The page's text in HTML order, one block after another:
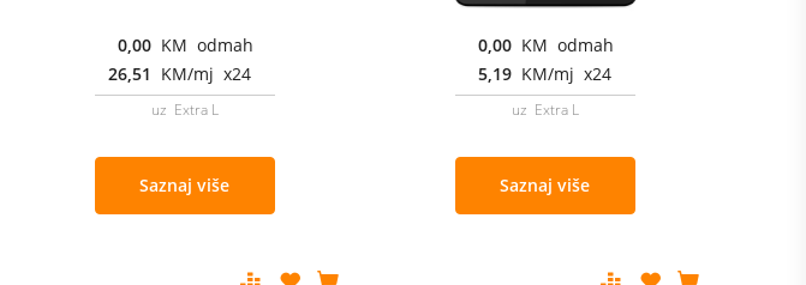
0,00 KM odmah
26,51 KM/mj x24
uz Extra L
Saznaj više
0,00 KM odmah
5,19 KM/mj x24
uz Extra L
Saznaj više